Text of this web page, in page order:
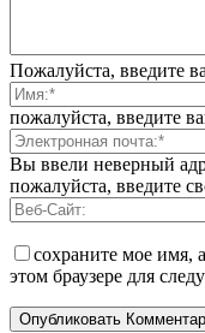
Пожалуйста, введите
пожалуйста, введите
Вы ввели неверный
пожалуйста, введите
сохраните мое имя,
этом браузере для